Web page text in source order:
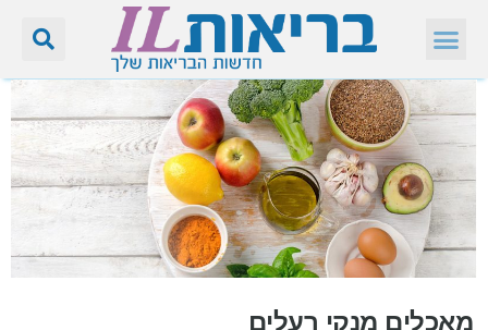
מאכלים מנקי רעלים